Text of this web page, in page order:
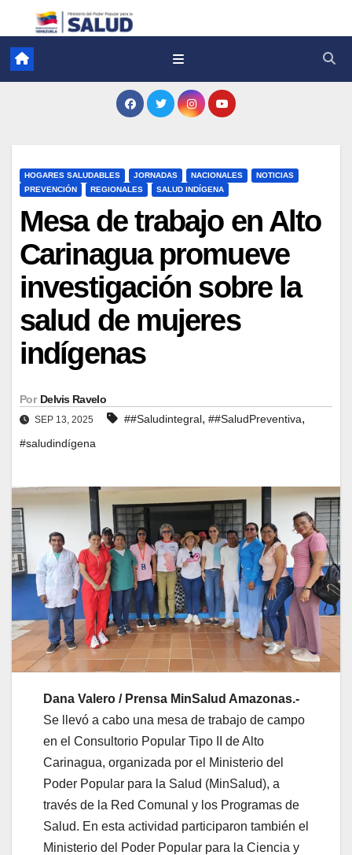
HOGARES SALUDABLES JORNADAS NACIONALES
NOTICIAS
PREVENCIÓN
REGIONALES SALUD INDÍGENA
Mesa de trabajo en Alto
Carinagua promueve
investigación sobre la
salud de mujeres
indígenas
Por Delvis Ravelo
SEP 13, 2025 ##Saludintegral, ##SaludPreventiva,
#saludindígena
Dana Valero / Prensa MinSalud Amazonas.-
Se llevó a cabo una mesa de trabajo de campo
en el Consultorio Popular Tipo II de Alto
Carinagua, organizada por el Ministerio del
Poder Popular para la Salud (MinSalud), a
través de la Red Comunal y los Programas de
Salud. En esta actividad participaron también el
Ministerio del Poder Popular para la Ciencia y